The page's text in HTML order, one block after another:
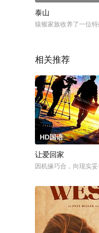
泰山
猿猴家族收养了一位
相关推荐
HD国语
让爱回家
因机缘巧合，向现实